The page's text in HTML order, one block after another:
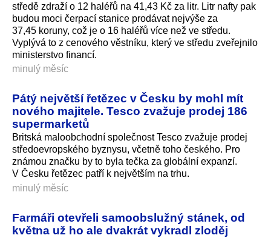
středě zdraží o 12 haléřů na 41,43 Kč za litr. Litr nafty pak
budou moci čerpací stanice prodávat nejvýše za
37,45 koruny, což je o 16 haléřů více než ve středu.
Vyplývá to z cenového věstníku, který ve středu zveřejnilo
ministerstvo financí.
minulý měsíc
Pátý největší řetězec v Česku by mohl mít
nového majitele. Tesco zvažuje prodej 186
supermarketů
Britská maloobchodní společnost Tesco zvažuje prodej
středoevropského byznysu, včetně toho českého. Pro
známou značku by to byla tečka za globální expanzí.
V Česku řetězec patří k největším na trhu.
minulý měsíc
Farmáři otevřeli samoobslužný stánek, od
května už ho ale dvakrát vykradl zloděj